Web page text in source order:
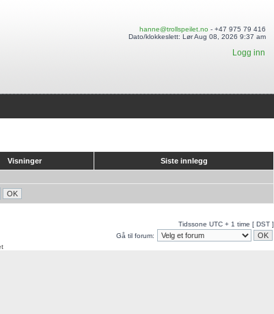
hanne@trollspeilet.no - +47 975 79 416
Dato/klokkeslett: Lør Aug 08, 2026 9:37 am
Logg inn
Visninger Siste innlegg
Tidssone UTC + 1 time [ DST ]
Gå til forum: